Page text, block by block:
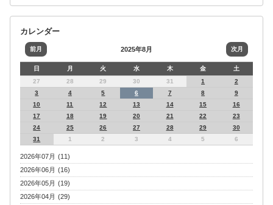
カレンダー
前月 2025年8月 次月
日 月 火 水 木 金
土
27
28 29 30 31 1
2
3
4 5 6 7 8
9
10
11 12 13 14 15
16
17
18 19 20 21 22
23
24
25 26 27 28 29
30
31
1 2 3 4 5 6
2026年07月 (11)
2026年06月 (16)
2026年05月 (19)
2026年04月 (29)